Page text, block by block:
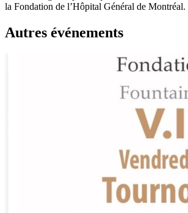
la Fondation de l’Hôpital Général de Montréal.
Autres événements